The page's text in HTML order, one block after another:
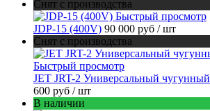
Снят с производства
Быстрый просмотр
JDP-15 (400V) 90 000 руб / шт
Снят с производства
Быстрый просмотр
JET JRT-2 Универсальный
600 руб / шт
В наличии